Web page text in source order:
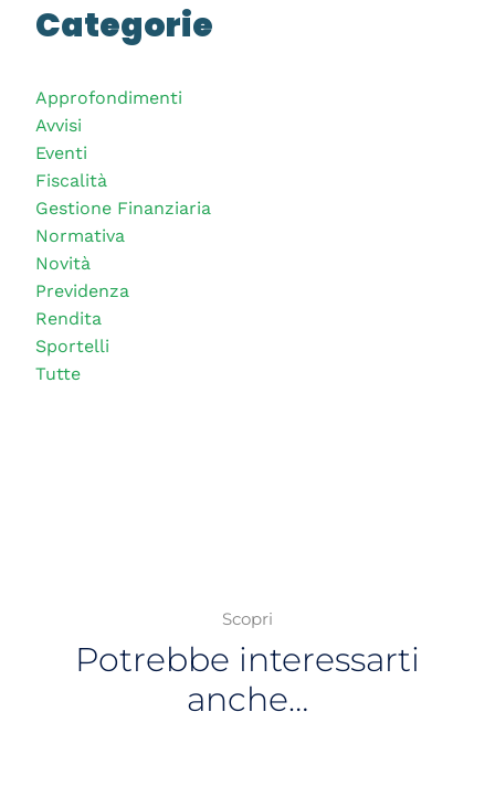
Categorie
Approfondimenti
Avvisi
Eventi
Fiscalità
Gestione Finanziaria
Normativa
Novità
Previdenza
Rendita
Sportelli
Tutte
Scopri
Potrebbe interessarti
anche…